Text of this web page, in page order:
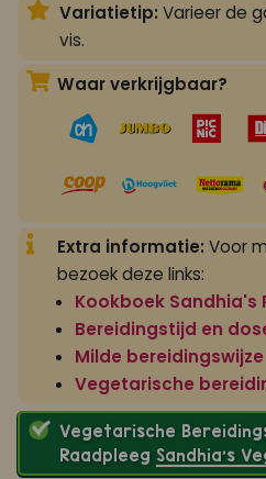
Variatietip: Varieer de
vis.
Waar verkrijgbaar?
Extra informatie: Voor
bezoek deze links:
Kookboek Sandhia's
Bereidingstijd en
Milde bereidingswijze
Vegetarische
Vegetarische
Raadpleeg Sandhia’s